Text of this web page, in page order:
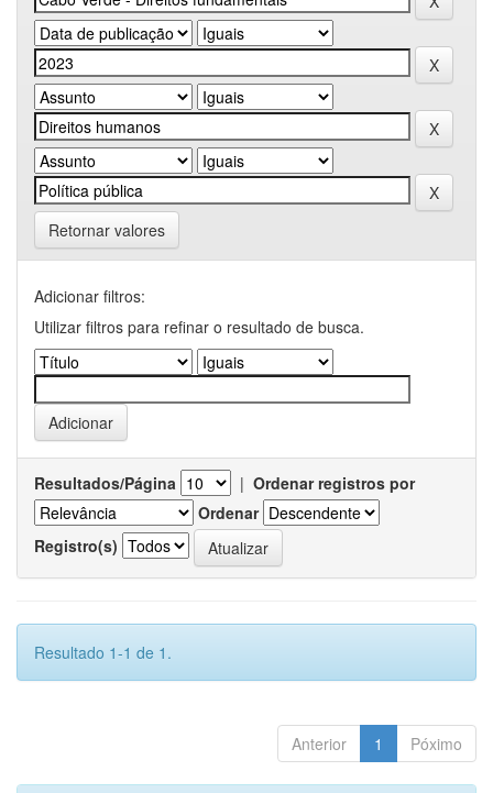
Retornar valores
Adicionar filtros:
Utilizar filtros para refinar o resultado de busca.
Resultados/Página | Ordenar registros por
Ordenar
Registro(s)
Resultado 1-1 de 1.
Anterior 1 Póximo